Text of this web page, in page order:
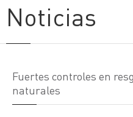
Noticias
Fuertes controles en
naturales